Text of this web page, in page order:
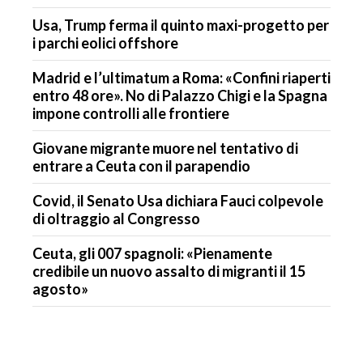
Usa, Trump ferma il quinto maxi-progetto per
i parchi eolici offshore
Madrid e l’ultimatum a Roma: «Confini riaperti
entro 48 ore». No di Palazzo Chigi e la Spagna
impone controlli alle frontiere
Giovane migrante muore nel tentativo di
entrare a Ceuta con il parapendio
Covid, il Senato Usa dichiara Fauci colpevole
di oltraggio al Congresso
Ceuta, gli 007 spagnoli: «Pienamente
credibile un nuovo assalto di migranti il 15
agosto»